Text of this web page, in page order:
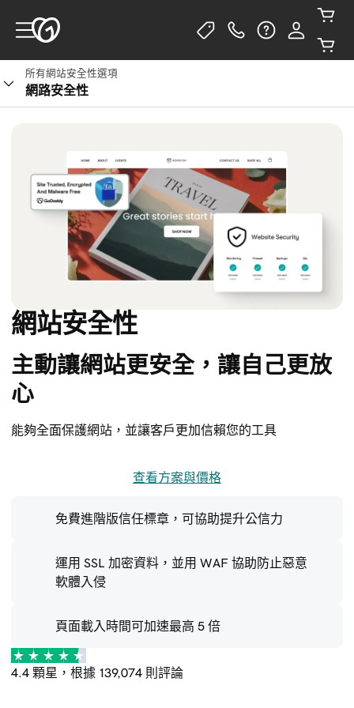
所有網站安全性選項
網路安全性
網站安全性
主動讓網站更安全，讓自己更放
心
能夠全面保護網站，並讓客戶更加信賴您的工具
免費進階版信任標章，可協助提升公信力
運用 SSL 加密資料，並用 WAF 協助防止惡意
軟體入侵
頁面載入時間可加速最高 5 倍
查看方案與價格
4.4 顆星，根據 139,074 則評論